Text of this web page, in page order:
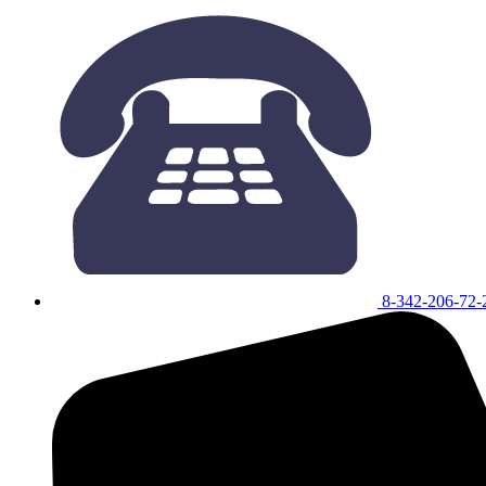
8-342-206-72-